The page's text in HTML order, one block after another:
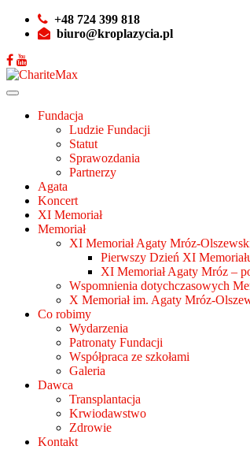
+48 724 399 818
biuro@kroplazycia.pl
Fundacja
Ludzie Fundacji
Statut
Sprawozdania
Partnerzy
Agata
Koncert
XI Memoriał
Memoriał
XI Memoriał Agaty Mróz-
Pierwszy Dzień XI
XI Memoriał Agaty Mróz –
Wspomnienia dotychczasowych
X Memoriał im. Agaty Mróz-
Co robimy
Wydarzenia
Patronaty Fundacji
Współpraca ze szkołami
Galeria
Dawca
Transplantacja
Krwiodawstwo
Zdrowie
Kontakt